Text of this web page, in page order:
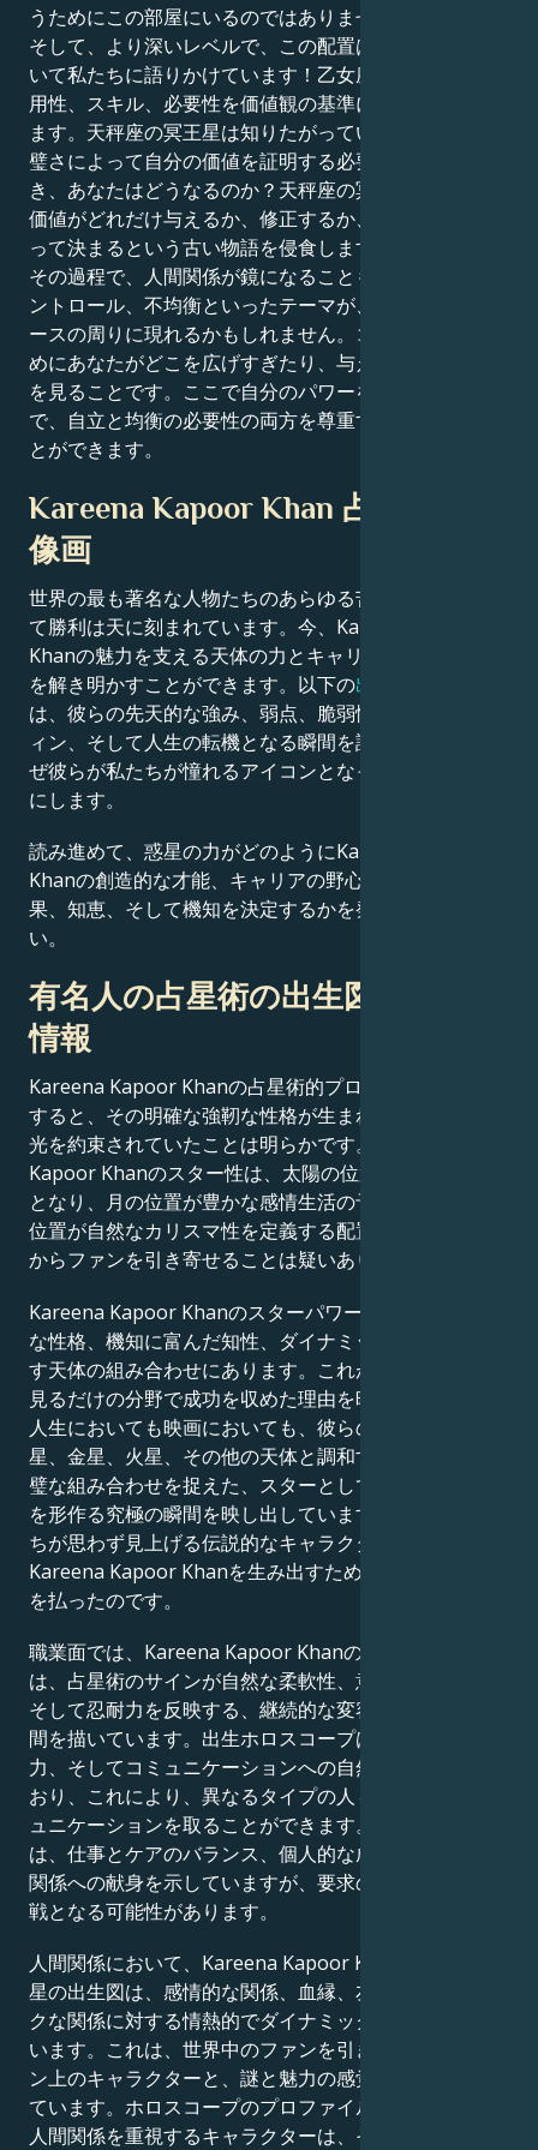
うためにこの部屋にいるのではありません。
そして、より深いレベルで、この配置は価値と価値につ
いて私たちに語りかけています！乙女座のあなたは、有
用性、スキル、必要性を価値観の基準にする傾向があり
ます。天秤座の冥王星は知りたがっています：奉仕や完
璧さによって自分の価値を証明する必要がなくなったと
き、あなたはどうなるのか？天秤座の冥王星は、自分の
価値がどれだけ与えるか、修正するか、達成するかによ
って決まるという古い物語を侵食します。
その過程で、人間関係が鏡になることもある。依存、コ
ントロール、不均衡といったテーマが、お金や共同リソ
ースの周りに現れるかもしれません。コツは、平和のた
めにあなたがどこを広げすぎたり、与えすぎたりしたか
を見ることです。ここで自分のパワーを主張すること
で、自立と均衡の必要性の両方を尊重する方法を学ぶこ
とができます。
Kareena Kapoor Khan 占星術的肖
像画
世界の最も著名な人物たちのあらゆる苦闘、挑戦、そし
て勝利は天に刻まれています。今、Kareena Kapoor
Khanの魅力を支える天体の力とキャリアの成功の秘密
を解き明かすことができます。以下の出生図
は、彼らの先天的な強み、弱点、脆弱性、日常のルーテ
ィン、そして人生の転機となる瞬間を詳細に解説し、な
ぜ彼らが私たちが憧れるアイコンとなったのかを明らか
にします。
読み進めて、惑星の力がどのようにKareena Kapoor
Khanの創造的な才能、キャリアの野心、驚くべき成
果、知恵、そして機知を決定するかを発見してくださ
い。
有名人の占星術の出生図に関する
情報
Kareena Kapoor Khanの占星術的プロフィールを考慮
すると、その明確な強靭な性格が生まれながらにして栄
光を約束されていたことは明らかです。Kareena
Kapoor Khanのスター性は、太陽の位置が自信の予兆
となり、月の位置が豊かな感情生活の予兆となり、上昇
位置が自然なカリスマ性を定義する配置により、世界中
からファンを引き寄せることは疑いありません。
Kareena Kapoor Khanのスターパワーの秘密は、偉大
な性格、機知に富んだ知性、ダイナミックな存在感を示
す天体の組み合わせにあります。これが、他人がただ夢
見るだけの分野で成功を収めた理由を暗示しています。
人生においても映画においても、彼らの出生図は、水
星、金星、火星、その他の天体と調和する三大星座の完
璧な組み合わせを捉えた、スターとしてのキャラクター
を形作る究極の瞬間を映し出しています。宇宙は、私た
ちが思わず見上げる伝説的なキャラクターとして
Kareena Kapoor Khanを生み出すために、特別な努力
を払ったのです。
職業面では、Kareena Kapoor Khanのホロスコープ
は、占星術のサインが自然な柔軟性、意志力、創造性、
そして忍耐力を反映する、継続的な変容の状態にある人
間を描いています。出生ホロスコープは、開放性、理解
力、そしてコミュニケーションへの自然な傾向を示して
おり、これにより、異なるタイプの人々と効果的にコミ
ュニケーションを取ることができます。出生チャート
は、仕事とケアのバランス、個人的な成長、健康な人間
関係への献身を示していますが、要求の厳しい仕事は挑
戦となる可能性があります。
人間関係において、Kareena Kapoor Khanの金星と火
星の出生図は、感情的な関係、血縁、友情、ロマンチッ
クな関係に対する情熱的でダイナミックな態度を示して
います。これは、世界中のファンを引き付けるスクリー
ン上のキャラクターと、謎と魅力の感覚に完璧に合致し
ています。ホロスコープのプロファイルにおいて、深い
人間関係を重視するキャラクターは、その力を活用して